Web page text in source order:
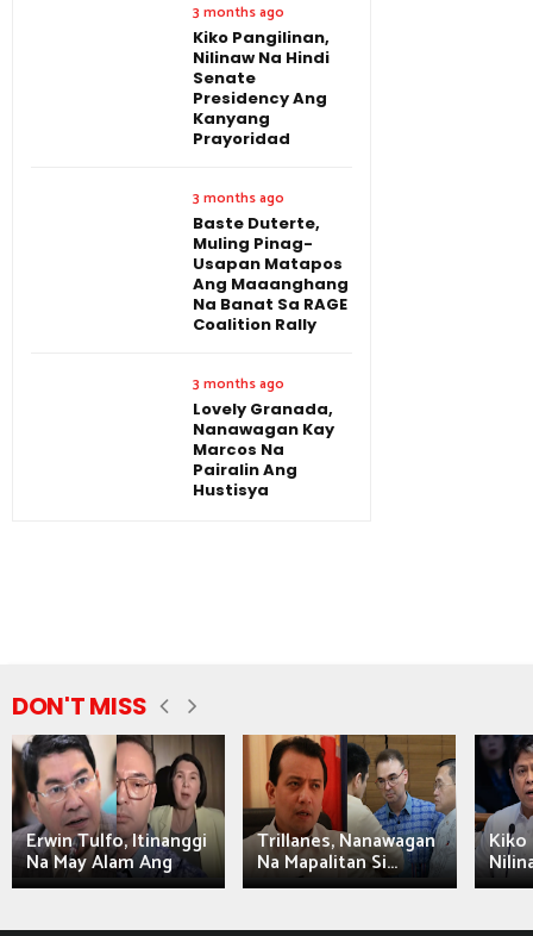
3 months ago
Kiko Pangilinan,
Nilinaw Na Hindi
Senate
Presidency Ang
Kanyang
Prayoridad
3 months ago
Baste Duterte,
Muling Pinag-
Usapan Matapos
Ang Maaanghang
Na Banat Sa RAGE
Coalition Rally
3 months ago
Lovely Granada,
Nanawagan Kay
Marcos Na
Pairalin Ang
Hustisya
DON'T MISS
Erwin Tulfo, Itinanggi
Na May Alam Ang
Trillanes, Nanawagan
Na Mapalitan Si...
Kiko